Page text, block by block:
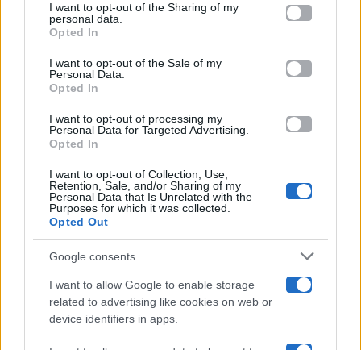
disclose it to other third parties.
Please note that this website/app uses one or more Google
services and may gather and store information including but
not limited to your visit or usage behaviour. You may click to
grant or deny consent to Google and its third-party tags to
consent section.
I want to opt-out of the Sharing of my
personal data.
Opted In
I want to opt-out of the Sale of my
Personal Data.
Opted In
I want to opt-out of processing my
Personal Data for Targeted Advertising.
Opted In
I want to opt-out of Collection, Use,
Retention, Sale, and/or Sharing of my
Personal Data that Is Unrelated with the
Purposes for which it was collected.
Opted Out
Google consents
I want to allow Google to enable storage
related to advertising like cookies on web or
device identifiers in apps.
Televisione
Programmi TV
Amici
Ballando Con Le Stelle
Grande Fratello
Isola Dei Famosi
Uomini E Donne